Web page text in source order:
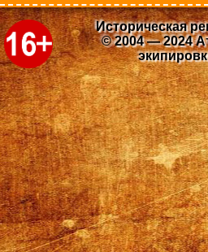
Историческая
© 2004 — 2024